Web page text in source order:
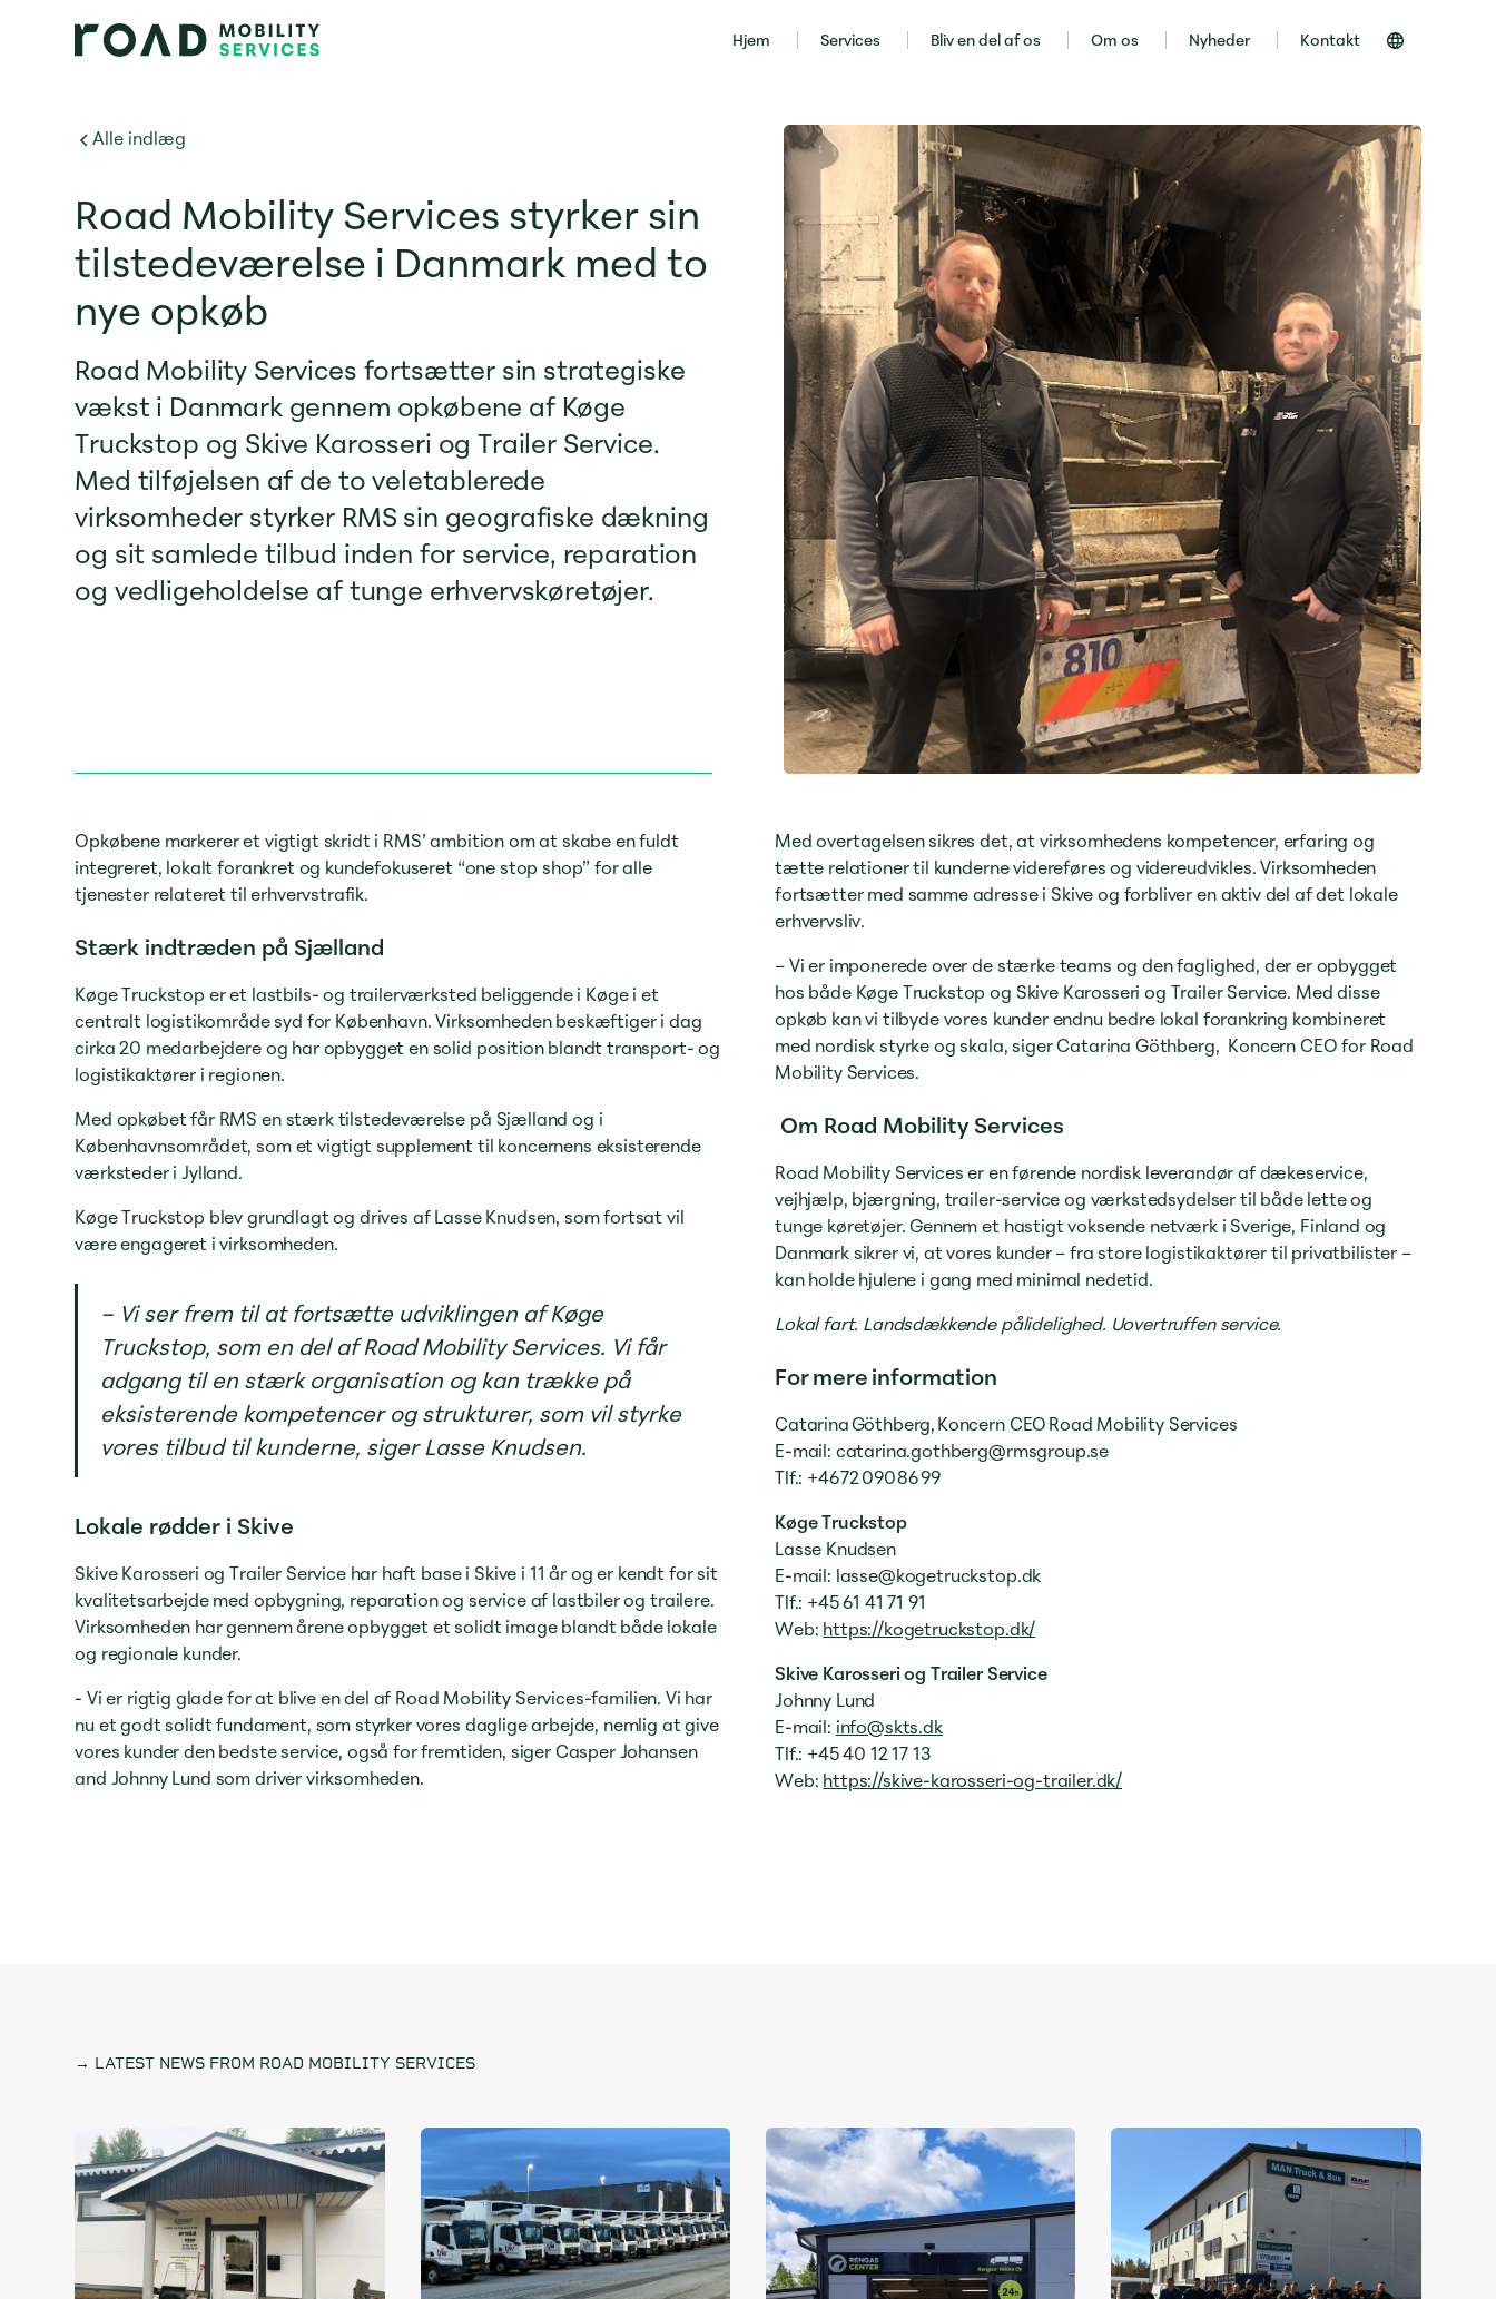
Hjem Services Bliv en del af os Om os Nyheder Kontakt
Alle indlæg
Road Mobility Services styrker sin
tilstedeværelse i Danmark med to
nye opkøb
Road Mobility Services fortsætter sin strategiske
vækst i Danmark gennem opkøbene af Køge
Truckstop og Skive Karosseri og Trailer Service.
Med tilføjelsen af de to veletablerede
virksomheder styrker RMS sin geografiske dækning
og sit samlede tilbud inden for service, reparation
og vedligeholdelse af tunge erhvervskøretøjer.
Opkøbene markerer et vigtigt skridt i RMS’ ambition om at skabe en fuldt
integreret, lokalt forankret og kundefokuseret “one stop shop” for alle
tjenester relateret til erhvervstrafik.
Stærk indtræden på Sjælland
Køge Truckstop er et lastbils- og trailerværksted beliggende i Køge i et
centralt logistikområde syd for København. Virksomheden beskæftiger i dag
cirka 20 medarbejdere og har opbygget en solid position blandt transport- og
logistikaktører i regionen.
Med opkøbet får RMS en stærk tilstedeværelse på Sjælland og i
Københavnsområdet, som et vigtigt supplement til koncernens eksisterende
værksteder i Jylland.
Køge Truckstop blev grundlagt og drives af Lasse Knudsen, som fortsat vil
være engageret i virksomheden.
– Vi ser frem til at fortsætte udviklingen af Køge
Truckstop, som en del af Road Mobility Services. Vi får
adgang til en stærk organisation og kan trække på
eksisterende kompetencer og strukturer, som vil styrke
vores tilbud til kunderne, siger Lasse Knudsen.
Lokale rødder i Skive
Skive Karosseri og Trailer Service har haft base i Skive i 11 år og er kendt for sit
kvalitetsarbejde med opbygning, reparation og service af lastbiler og trailere.
Virksomheden har gennem årene opbygget et solidt image blandt både lokale
og regionale kunder.
- Vi er rigtig glade for at blive en del af Road Mobility Services-familien. Vi har
nu et godt solidt fundament, som styrker vores daglige arbejde, nemlig at give
vores kunder den bedste service, også for fremtiden, siger Casper Johansen
and Johnny Lund som driver virksomheden.
Med overtagelsen sikres det, at virksomhedens kompetencer, erfaring og
tætte relationer til kunderne videreføres og videreudvikles. Virksomheden
fortsætter med samme adresse i Skive og forbliver en aktiv del af det lokale
erhvervsliv.
– Vi er imponerede over de stærke teams og den faglighed, der er opbygget
hos både Køge Truckstop og Skive Karosseri og Trailer Service. Med disse
opkøb kan vi tilbyde vores kunder endnu bedre lokal forankring kombineret
med nordisk styrke og skala, siger Catarina Göthberg, Koncern CEO for Road
Mobility Services.
Om Road Mobility Services
Road Mobility Services er en førende nordisk leverandør af dækeservice,
vejhjælp, bjærgning, trailer-service og værkstedsydelser til både lette og
tunge køretøjer. Gennem et hastigt voksende netværk i Sverige, Finland og
Danmark sikrer vi, at vores kunder – fra store logistikaktører til privatbilister –
kan holde hjulene i gang med minimal nedetid.
Lokal fart. Landsdækkende pålidelighed. Uovertruffen service.
For mere information
Catarina Göthberg, Koncern CEO Road Mobility Services
E-mail: catarina.gothberg@rmsgroup.se
Tlf.: +46 72 090 86 99
Køge Truckstop
Lasse Knudsen
E-mail: lasse@kogetruckstop.dk
Tlf.: +45 61 41 71 91
Web:https://kogetruckstop.dk/
Skive Karosseri og Trailer Service
Johnny Lund
E-mail: info@skts.dk
Tlf.: +45 40 12 17 13
Web:https://skive-karosseri-og-trailer.dk/
→ LATEST NEWS FROM ROAD MOBILITY SERVICES